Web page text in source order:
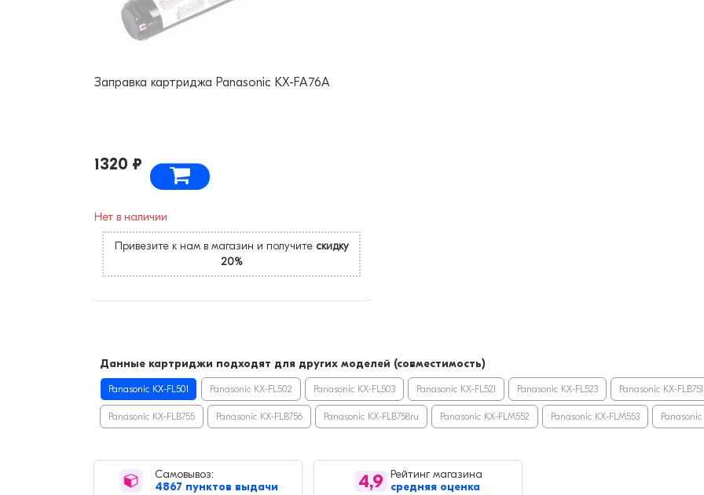
Заправка картриджа Panasonic KX-FA76A
1320 ₽
Нет в наличии
Привезите к нам в магазин и получите скидку
20%
Данные картриджи подходят для других моделей (совместимость)
Panasonic KX-FL501 Panasonic KX-FL502 Panasonic KX-FL503 Panasonic KX-FL521 Panasonic KX-FL523 Panasonic KX-FLB751
Panasonic KX-FLB755 Panasonic KX-FLB756 Panasonic KX-FLB758ru Panasonic KX-FLM552 Panasonic KX-FLM553
Самовывоз:
4867 пунктов выдачи
4,9 Рейтинг магазина
средняя оценка